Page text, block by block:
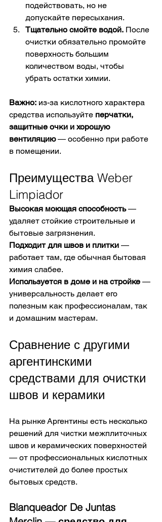
подействовать, но не
допускайте пересыхания.
Тщательно смойте водой. После
очистки обязательно промойте
поверхность большим
количеством воды, чтобы
убрать остатки химии.
Важно: из-за кислотного характера
средства используйте перчатки,
защитные очки и хорошую
вентиляцию — особенно при работе
в помещении.
Преимущества Weber
Limpiador
Высокая моющая способность —
удаляет стойкие строительные и
бытовые загрязнения.
Подходит для швов и плитки —
работает там, где обычная бытовая
химия слабее.
Используется в доме и на стройке —
универсальность делает его
полезным как профессионалам, так
и домашним мастерам.
Сравнение с другими
аргентинскими
средствами для очистки
швов и керамики
На рынке Аргентины есть несколько
решений для чистки межплиточных
швов и керамических поверхностей
— от профессиональных кислотных
очистителей до более простых
бытовых средств.
Blanqueador De Juntas